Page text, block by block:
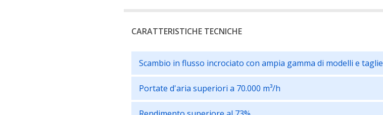
CARATTERISTICHE TECNICHE
Scambio in flusso incrociato con ampia gamma di modelli e taglie
Portate d'aria superiori a 70.000 m³/h